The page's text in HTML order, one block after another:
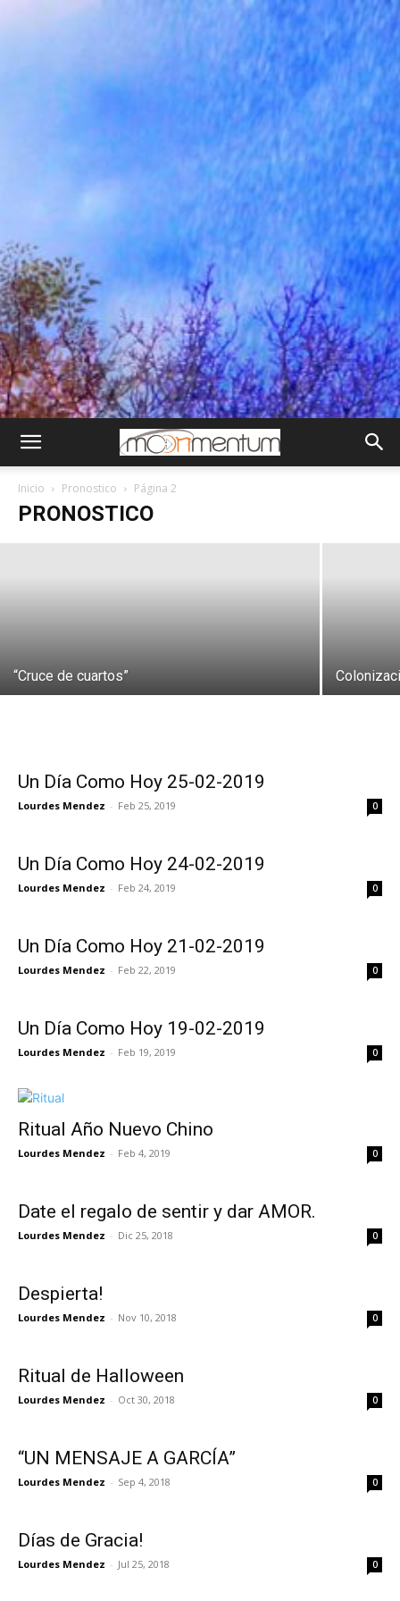
Inicio Pronostico Página 2
PRONOSTICO
Moonmentum para planificar
Lourdes Mendez - Ene 2, 2022
“Cruce de cuartos”
Un Día Como Hoy 25-02-2019
Lourdes Mendez - Feb 25, 2019 0
Un Día Como Hoy 24-02-2019
Lourdes Mendez - Feb 24, 2019 0
Un Día Como Hoy 21-02-2019
Lourdes Mendez - Feb 22, 2019 0
Un Día Como Hoy 19-02-2019
Lourdes Mendez - Feb 19, 2019 0
Ritual Año Nuevo Chino
Lourdes Mendez - Feb 4, 2019 0
Date el regalo de sentir y dar AMOR.
Lourdes Mendez - Dic 25, 2018 0
Despierta!
Lourdes Mendez - Nov 10, 2018 0
Ritual de Halloween
Lourdes Mendez - Oct 30, 2018 0
“UN MENSAJE A GARCÍA”
Lourdes Mendez - Sep 4, 2018 0
Días de Gracia!
Lourdes Mendez - Jul 25, 2018 0